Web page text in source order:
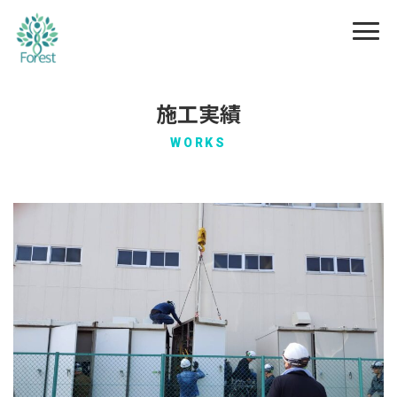
施工実績
WORKS